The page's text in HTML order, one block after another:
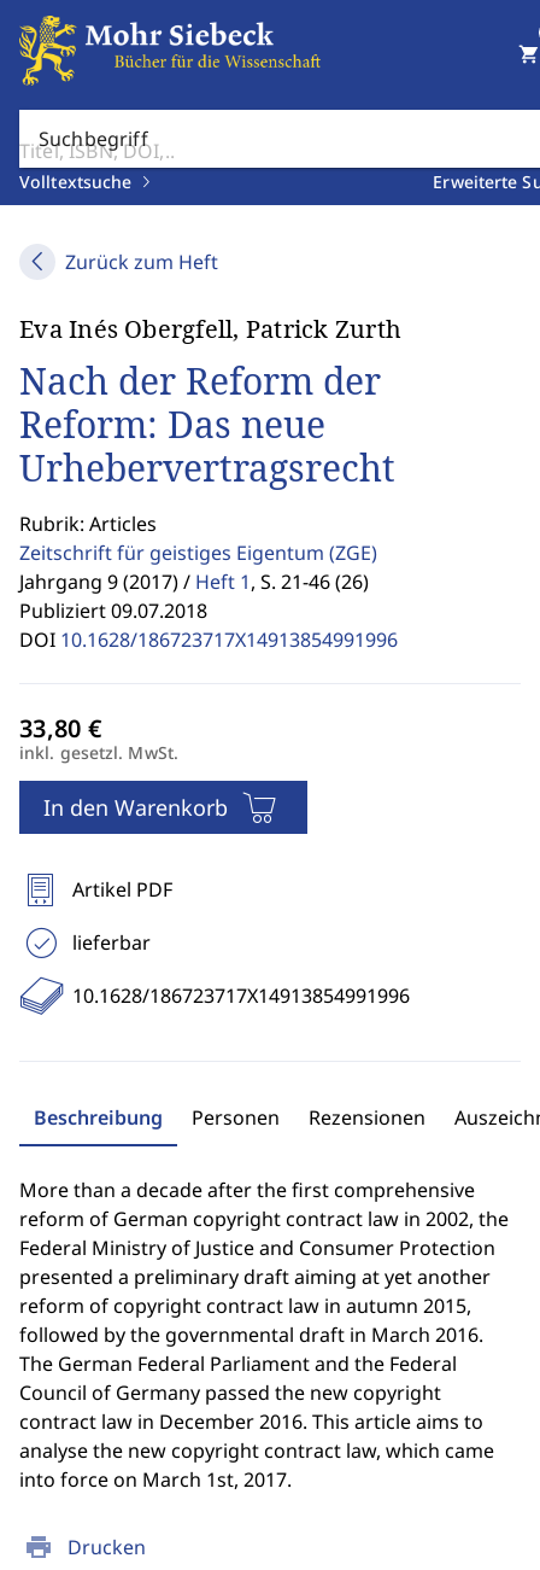
Suchbegriff
Volltextsuche Erweiterte
shopping_cart
Zurück zum Heft
print Drucken
Eva Inés Obergfell, Patrick Zurth
Nach der Reform der
Reform: Das neue
Urhebervertragsrecht
Rubrik: Articles
Zeitschrift für geistiges Eigentum (ZGE)
Jahrgang 9 (2017) / Heft 1, S. 21-46 (26)
Publiziert 09.07.2018
DOI 10.1628/186723717X14913854991996
inkl. gesetzl. MwSt.
In den Warenkorb
Artikel PDF
lieferbar
10.1628/186723717X14913854991996
Beschreibung Personen Rezensionen
More than a decade after the first comprehensive
reform of German copyright contract law in 2002, the
Federal Ministry of Justice and Consumer Protection
presented a preliminary draft aiming at yet another
reform of copyright contract law in autumn 2015,
followed by the governmental draft in March 2016.
The German Federal Parliament and the Federal
Council of Germany passed the new copyright
contract law in December 2016. This article aims to
analyse the new copyright contract law, which came
into force on March 1st, 2017.